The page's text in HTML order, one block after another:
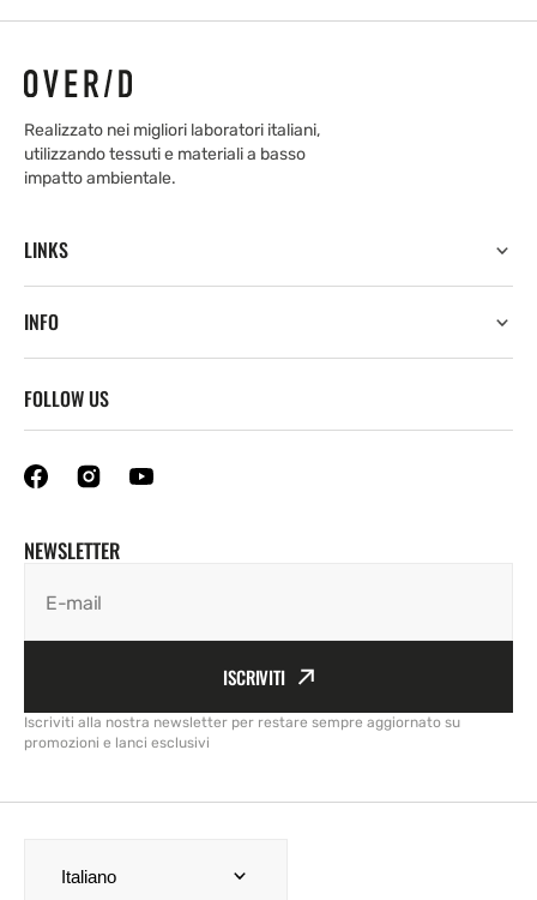
Realizzato nei migliori laboratori italiani,
utilizzando tessuti e materiali a basso
impatto ambientale.
LINKS
INFO
FOLLOW US
NEWSLETTER
E-mail
ISCRIVITI
Iscriviti alla nostra newsletter per restare sempre aggiornato su
promozioni e lanci esclusivi
Italiano